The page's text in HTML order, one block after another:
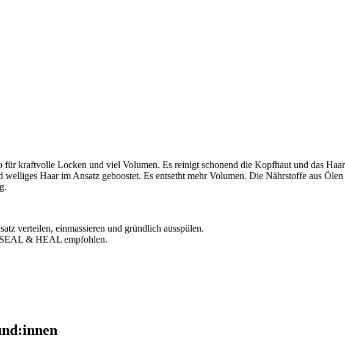
für kraftvolle Locken und viel Volumen. Es reinigt schonend die Kopfhaut und das
Haar im Ansatz geboostet. Es entsetht mehr Volumen. Die Nährstoffe aus
verteilen, einmassieren und gründlich ausspülen.
& HEAL empfohlen.